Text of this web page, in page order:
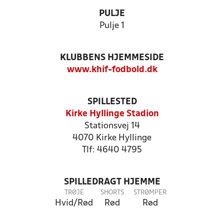
PULJE
Pulje 1
KLUBBENS HJEMMESIDE
www.khif-fodbold.dk
SPILLESTED
Kirke Hyllinge Stadion
Stationsvej 14
4070 Kirke Hyllinge
Tlf: 4640 4795
SPILLEDRAGT HJEMME
TRØJE
Hvid/Rød
SHORTS
Rød
STRØMPER
Rød